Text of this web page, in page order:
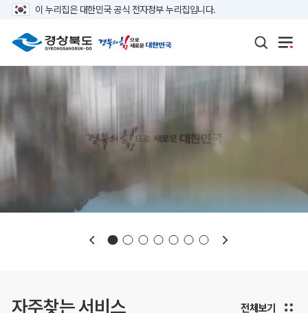
이 누리집은 대한민국 공식 전자정부 누리집입니다.
자주찾는 서비스
보도자료 재정정보
전체보기